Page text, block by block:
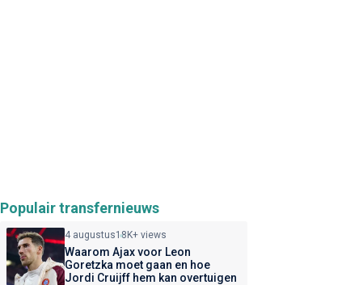
Populair transfernieuws
4 augustus18K+ views
Waarom Ajax voor Leon
Goretzka moet gaan en hoe
Jordi Cruijff hem kan overtuigen